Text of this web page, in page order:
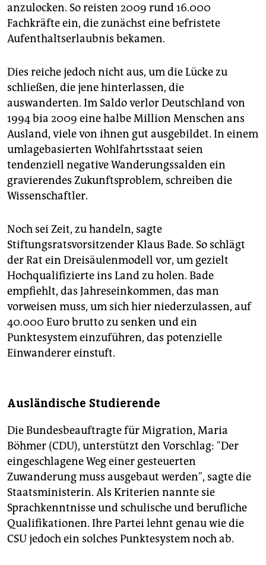
anzulocken. So reisten 2009 rund 16.000
Fachkräfte ein, die zunächst eine befristete
Aufenthaltserlaubnis bekamen.
Dies reiche jedoch nicht aus, um die Lücke zu
schließen, die jene hinterlassen, die
auswanderten. Im Saldo verlor Deutschland von
1994 bia 2009 eine halbe Million Menschen ans
Ausland, viele von ihnen gut ausgebildet. In einem
umlagebasierten Wohlfahrtsstaat seien
tendenziell negative Wanderungssalden ein
gravierendes Zukunftsproblem, schreiben die
Wissenschaftler.
Noch sei Zeit, zu handeln, sagte
Stiftungsratsvorsitzender Klaus Bade. So schlägt
der Rat ein Dreisäulenmodell vor, um gezielt
Hochqualifizierte ins Land zu holen. Bade
empfiehlt, das Jahreseinkommen, das man
vorweisen muss, um sich hier niederzulassen, auf
40.000 Euro brutto zu senken und ein
Punktesystem einzuführen, das potenzielle
Einwanderer einstuft.
Ausländische Studierende
Die Bundesbeauftragte für Migration, Maria
Böhmer (CDU), unterstützt den Vorschlag: "Der
eingeschlagene Weg einer gesteuerten
Zuwanderung muss ausgebaut werden", sagte die
Staatsministerin. Als Kriterien nannte sie
Sprachkenntnisse und schulische und berufliche
Qualifikationen. Ihre Partei lehnt genau wie die
CSU jedoch ein solches Punktesystem noch ab.